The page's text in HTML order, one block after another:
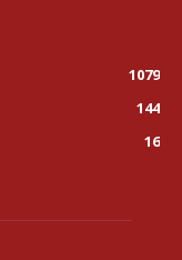
1079
144
16